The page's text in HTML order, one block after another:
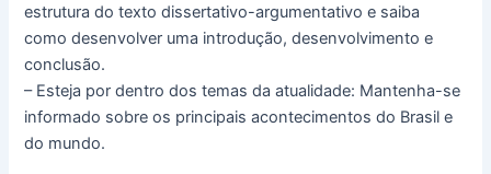
estrutura do texto dissertativo-argumentativo e saiba
como desenvolver uma introdução, desenvolvimento e
conclusão.
– Esteja por dentro dos temas da atualidade: Mantenha-se
informado sobre os principais acontecimentos do Brasil e
do mundo.